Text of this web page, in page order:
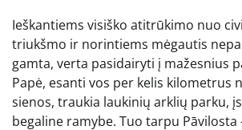
Ieškantiems visiško atitrūkimo nuo
triukšmo ir norintiems mėgautis
gamta, verta pasidairyti į mažesnius
Papė, esanti vos per kelis kilometrus
sienos, traukia laukinių arklių parku,
begaline ramybe. Tuo tarpu Pāvilosta